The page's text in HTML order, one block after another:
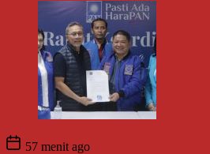
57 menit ago